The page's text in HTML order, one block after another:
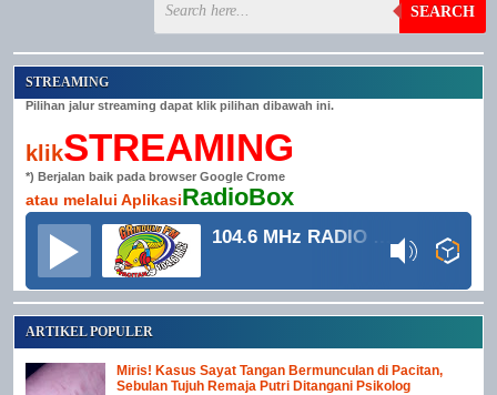
SEARCH
STREAMING
Pilihan jalur streaming dapat klik pilihan dibawah ini.
klikSTREAMING
*) Berjalan baik pada browser Google Crome
atau melalui AplikasiRadioBox
104.6 MHz RADIO GRINDULU FM
ARTIKEL POPULER
Miris! Kasus Sayat Tangan Bermunculan di Pacitan,
Sebulan Tujuh Remaja Putri Ditangani Psikolog